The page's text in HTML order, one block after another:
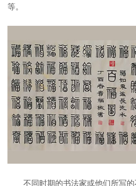
等。
不同时期的书法家或他们所写的